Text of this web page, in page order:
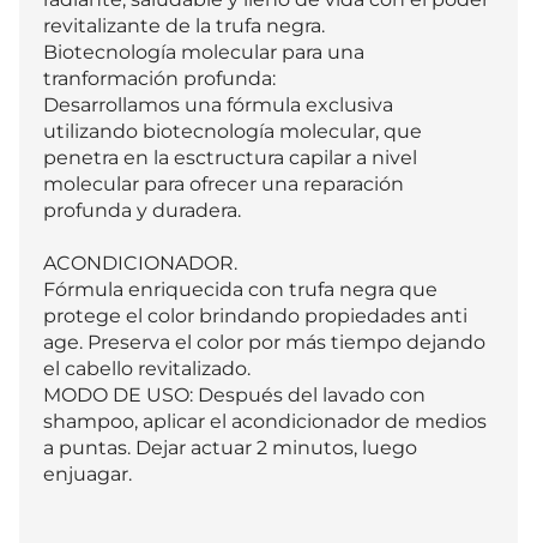
revitalizante de la trufa negra.
Biotecnología molecular para una
tranformación profunda:
Desarrollamos una fórmula exclusiva
utilizando biotecnología molecular, que
penetra en la esctructura capilar a nivel
molecular para ofrecer una reparación
profunda y duradera.
ACONDICIONADOR.
Fórmula enriquecida con trufa negra que
protege el color brindando propiedades anti
age. Preserva el color por más tiempo dejando
el cabello revitalizado.
MODO DE USO: Después del lavado con
shampoo, aplicar el acondicionador de medios
a puntas. Dejar actuar 2 minutos, luego
enjuagar.